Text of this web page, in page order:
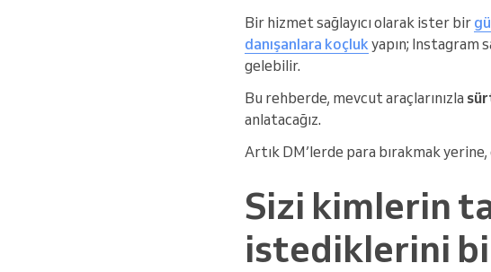
Bir hizmet sağlayıcı olarak ister bir
danışanlara koçluk yapın; Instagram
gelebilir.
Bu rehberde, mevcut araçlarınızla
anlatacağız.
Artık DM’lerde para bırakmak
Sizi kimlerin
istediklerini